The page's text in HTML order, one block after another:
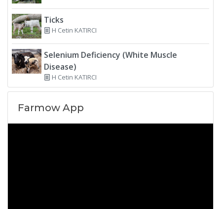
Ticks
H Cetin KATIRCI
Selenium Deficiency (White Muscle
Disease)
H Cetin KATIRCI
Farmow App